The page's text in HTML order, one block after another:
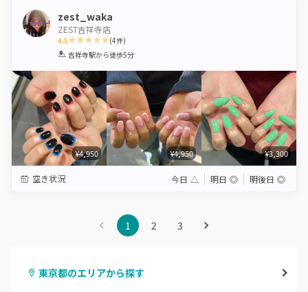
zest_waka
ZEST吉祥寺店
4.5
1 2 3 4 5
(4件)
吉祥寺駅から徒歩5分
¥4,950 ¥4,950 ¥3,300
空き状況 今日 △ 明日 ◎ 明後日 ◎
1 2 3
東京都のエリアから探す